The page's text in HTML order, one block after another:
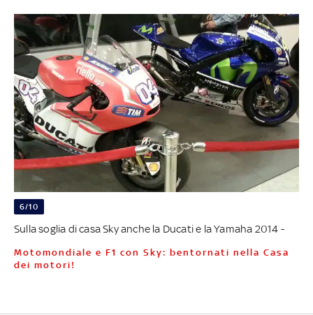
6/10
Sulla soglia di casa Sky anche la Ducati e la Yamaha 2014 -
Motomondiale e F1 con Sky: bentornati nella Casa
dei motori!